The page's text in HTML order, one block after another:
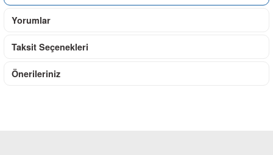
Yorumlar
Taksit Seçenekleri
Önerileriniz